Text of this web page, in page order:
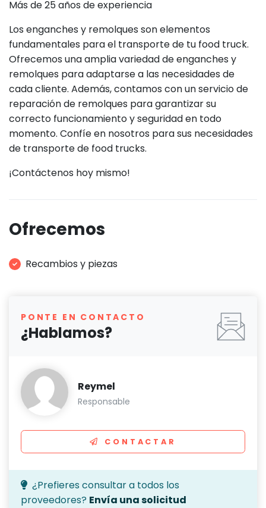
Más de 25 años de experiencia
Los enganches y remolques son elementos
fundamentales para el transporte de tu food truck.
Ofrecemos una amplia variedad de enganches y
remolques para adaptarse a las necesidades de
cada cliente. Además, contamos con un servicio de
reparación de remolques para garantizar su
correcto funcionamiento y seguridad en todo
momento. Confíe en nosotros para sus necesidades
de transporte de food trucks.
¡Contáctenos hoy mismo!
Ofrecemos
Recambios y piezas
PONTE EN CONTACTO
¿Hablamos?
Reymel
Responsable
CONTACTAR
¿Prefieres consultar a todos los
proveedores? Envía una solicitud